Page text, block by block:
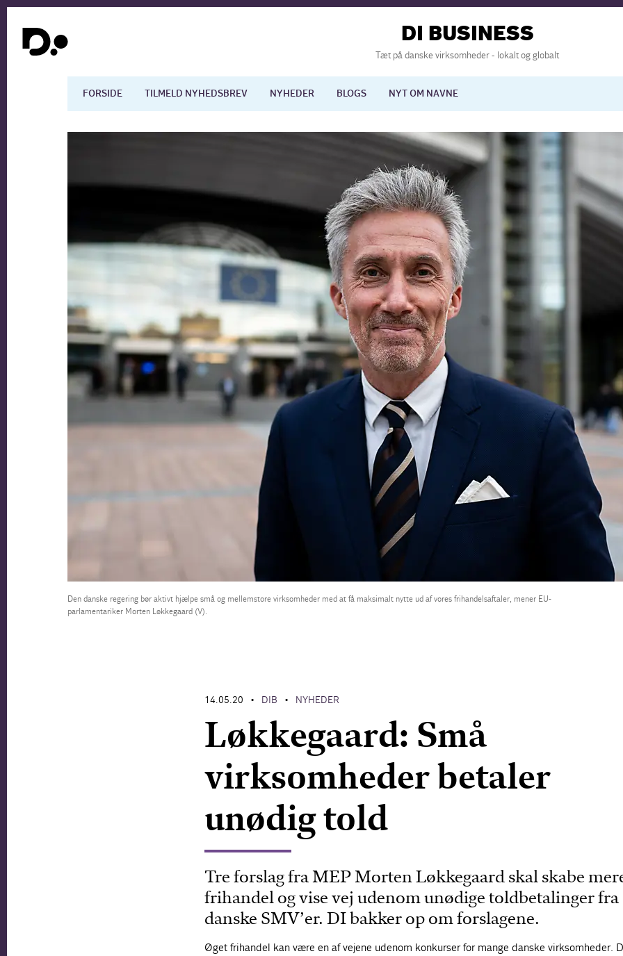
DI BUSINESS
Tæt på danske virksomheder - lokalt og globalt
FORSIDE TILMELD NYHEDSBREV NYHEDER BLOGS NYT OM NAVNE
International økonomi
Uddannelse Europapolitik
Den danske regering bør aktivt hjælpe små og mellemstore virksomheder med at få maksimalt nytte ud af vores frihandelsaftaler, mener EU-
parlamentariker Morten Løkkegaard (V).
14.05.20 • DIB • NYHEDER
Løkkegaard: Små
virksomheder betaler
unødig told
Tre forslag fra MEP Morten Løkkegaard skal skabe
frihandel og vise vej udenom unødige toldbetalinger fra
danske SMV’er. DI bakker op om forslagene.
Øget frihandel kan være en af vejene udenom konkurser for mange danske virksomheder.